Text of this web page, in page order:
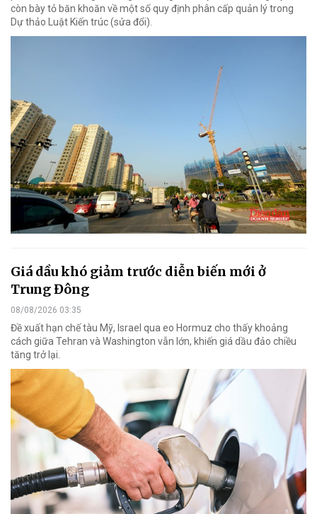
còn bày tỏ băn khoăn về một số quy định phân cấp quản lý trong
Dự thảo Luật Kiến trúc (sửa đổi).
Giá dầu khó giảm trước diễn biến mới ở
Trung Đông
08/08/2026 03:35
Đề xuất hạn chế tàu Mỹ, Israel qua eo Hormuz cho thấy khoảng
cách giữa Tehran và Washington vẫn lớn, khiến giá dầu đảo chiều
tăng trở lại.